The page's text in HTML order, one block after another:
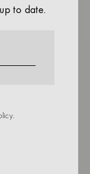
to date.
.